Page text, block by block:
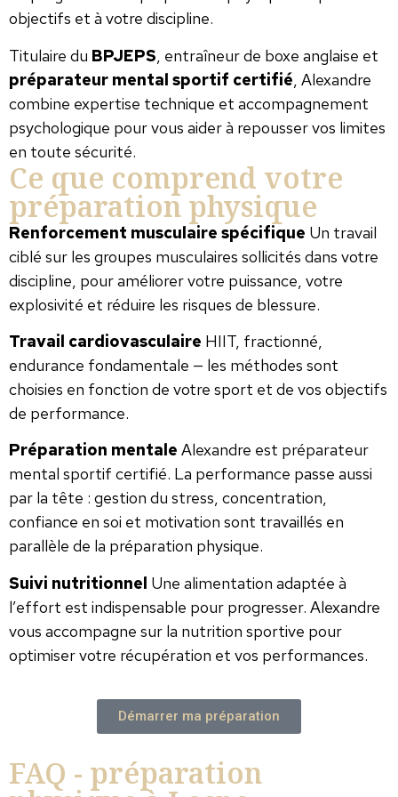
objectifs et à votre discipline.
Titulaire du BPJEPS, entraîneur de boxe anglaise et
préparateur mental sportif certifié, Alexandre
combine expertise technique et accompagnement
psychologique pour vous aider à repousser vos limites
en toute sécurité.
Ce que comprend votre
préparation physique
Renforcement musculaire spécifique Un travail
ciblé sur les groupes musculaires sollicités dans votre
discipline, pour améliorer votre puissance, votre
explosivité et réduire les risques de blessure.
Travail cardiovasculaire HIIT, fractionné,
endurance fondamentale — les méthodes sont
choisies en fonction de votre sport et de vos objectifs
de performance.
Préparation mentale Alexandre est préparateur
mental sportif certifié. La performance passe aussi
par la tête : gestion du stress, concentration,
confiance en soi et motivation sont travaillés en
parallèle de la préparation physique.
Suivi nutritionnel Une alimentation adaptée à
l’effort est indispensable pour progresser. Alexandre
vous accompagne sur la nutrition sportive pour
optimiser votre récupération et vos performances.
Démarrer ma préparation
FAQ - préparation